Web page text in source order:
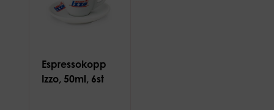
Espressokopp
Izzo, 50ml, 6st